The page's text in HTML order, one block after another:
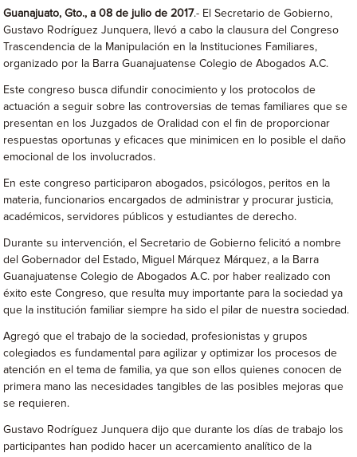
Guanajuato, Gto., a 08 de julio de 2017.- El Secretario de Gobierno,
Gustavo Rodríguez Junquera, llevó a cabo la clausura del Congreso
Trascendencia de la Manipulación en la Instituciones Familiares,
organizado por la Barra Guanajuatense Colegio de Abogados A.C.
Este congreso busca difundir conocimiento y los protocolos de
actuación a seguir sobre las controversias de temas familiares que se
presentan en los Juzgados de Oralidad con el fin de proporcionar
respuestas oportunas y eficaces que minimicen en lo posible el daño
emocional de los involucrados.
En este congreso participaron abogados, psicólogos, peritos en la
materia, funcionarios encargados de administrar y procurar justicia,
académicos, servidores públicos y estudiantes de derecho.
Durante su intervención, el Secretario de Gobierno felicitó a nombre
del Gobernador del Estado, Miguel Márquez Márquez, a la Barra
Guanajuatense Colegio de Abogados A.C. por haber realizado con
éxito este Congreso, que resulta muy importante para la sociedad ya
que la institución familiar siempre ha sido el pilar de nuestra sociedad.
Agregó que el trabajo de la sociedad, profesionistas y grupos
colegiados es fundamental para agilizar y optimizar los procesos de
atención en el tema de familia, ya que son ellos quienes conocen de
primera mano las necesidades tangibles de las posibles mejoras que
se requieren.
Gustavo Rodríguez Junquera dijo que durante los días de trabajo los
participantes han podido hacer un acercamiento analítico de la